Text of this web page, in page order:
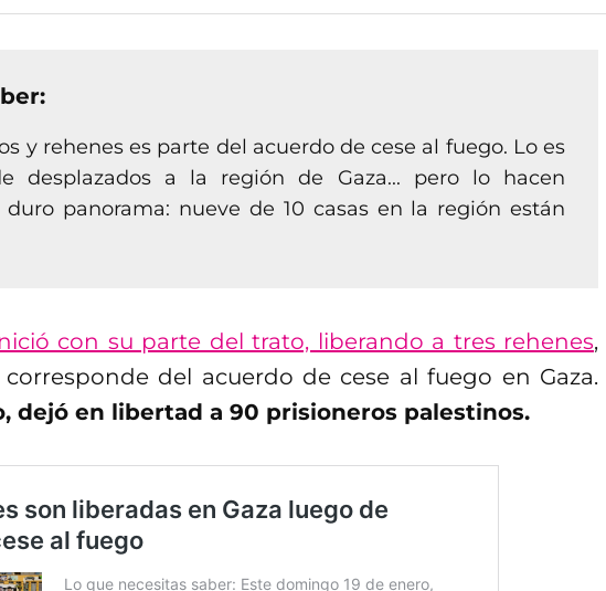
y rehenes es parte del acuerdo de cese al fuego. Lo es
desplazados a la región de Gaza... pero lo hacen
panorama: nueve de 10 casas en la región están
con su parte del trato, liberando a tres rehenes,
del acuerdo de cese al fuego en Gaza.
dejó en libertad a 90 prisioneros palestinos.